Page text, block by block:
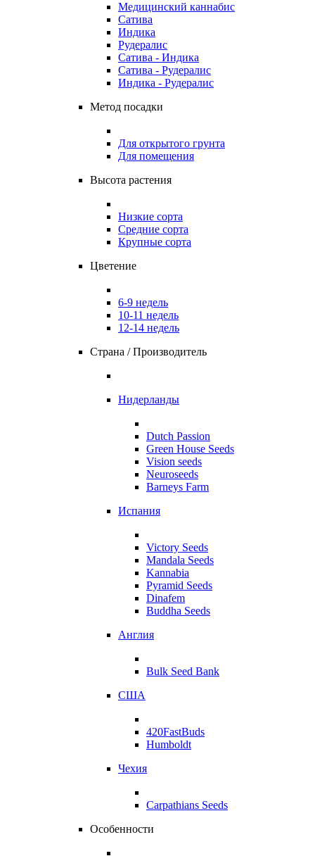
Медицинский каннабис
Сатива
Индика
Рудералис
Сатива - Индика
Сатива - Рудералис
Индика - Рудералис
Метод посадки
Для открытого грунта
Для помещения
Высота растения
Низкие сорта
Средние сорта
Крупные сорта
Цветение
6-9 недель
10-11 недель
12-14 недель
Страна / Производитель
Нидерланды
Dutch Passion
Green House Seeds
Vision seeds
Neuroseeds
Barneys Farm
Испания
Victory Seeds
Mandala Seeds
Kannabia
Pyramid Seeds
Dinafem
Buddha Seeds
Англия
Bulk Seed Bank
США
420FastBuds
Humboldt
Чехия
Carpathians Seeds
Особенности